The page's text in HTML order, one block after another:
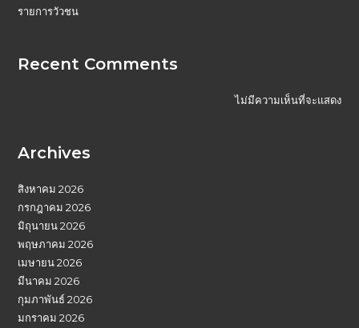
รายการวัวชน
Recent Comments
ไม่มีความเห็นที่จะแสดง
Archives
สิงหาคม 2026
กรกฎาคม 2026
มิถุนายน 2026
พฤษภาคม 2026
เมษายน 2026
มีนาคม 2026
กุมภาพันธ์ 2026
มกราคม 2026